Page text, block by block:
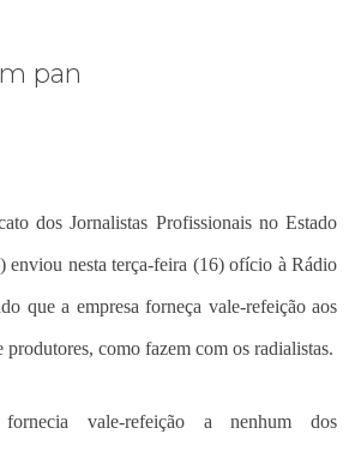
dos Jornalistas Profissionais no Estado
enviou nesta terça-feira (16) ofício à Rádio
que a empresa forneça vale-refeição aos
produtores, como fazem com os radialistas.
vale-refeição a nenhum dos